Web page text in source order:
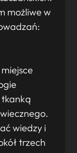
możliwe w
wiedzy i
trzech